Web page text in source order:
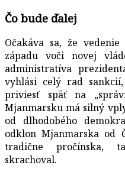
Čo bude ďalej
Očakáva sa, že
západu voči novej
administratíva
vyhlási celý rad
priviesť späť na
Mjanmarsku má silný
od dlhodobého
odklon Mjanmarska od
tradične pročínska,
skrachoval.